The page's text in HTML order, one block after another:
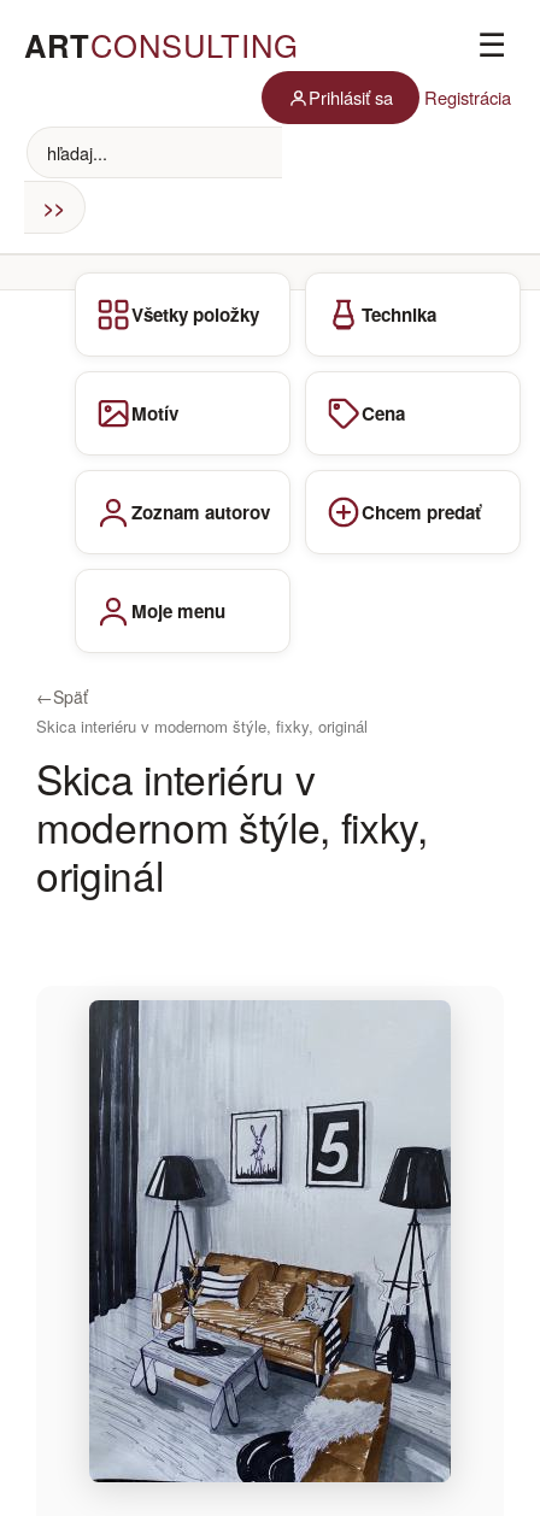
ARTCONSULTING ☰
Prihlásiť sa Registrácia
Všetky položky Technika
Motív Cena
Zoznam autorov Chcem predať
Moje menu
←Späť
Skica interiéru v modernom štýle, fixky, originál
Skica interiéru v
modernom štýle, fixky,
originál